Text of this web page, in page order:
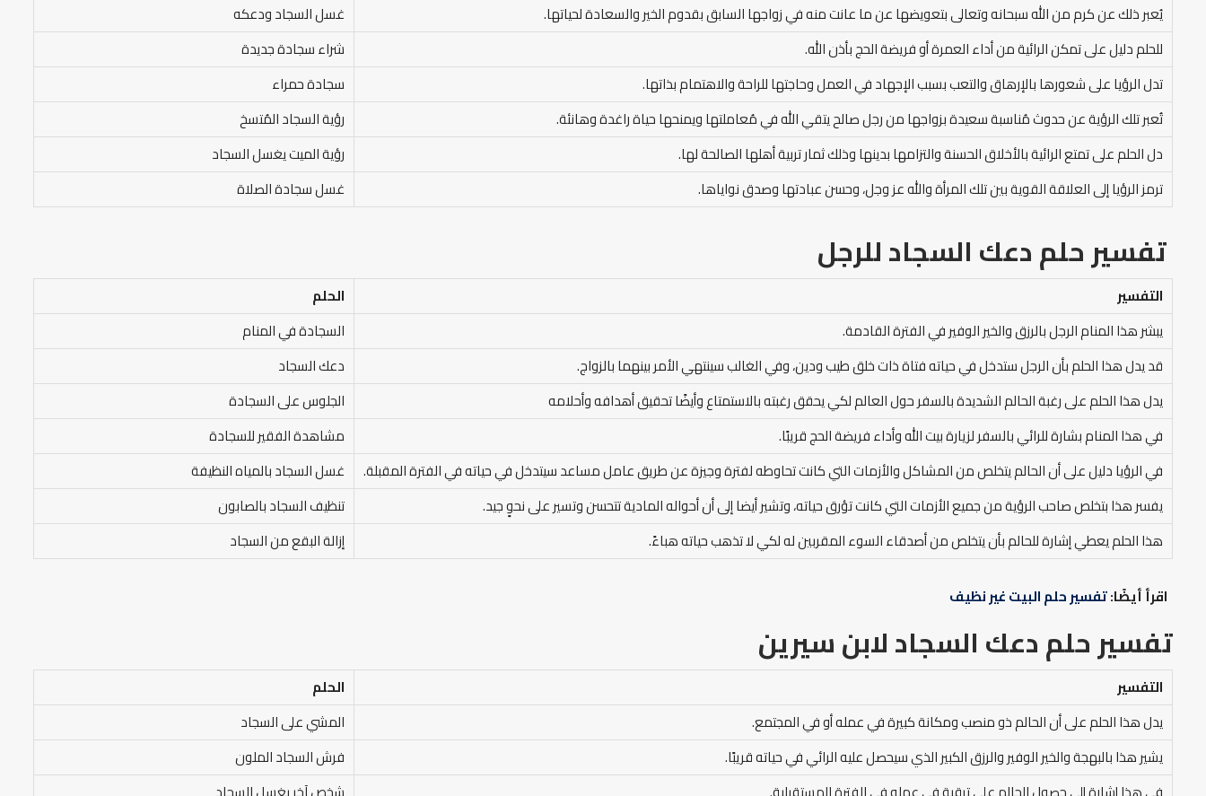
يُعبر ذلك عن كرم من الله سبحانه وتعالى بتعويضها عن ما عانت منه في زواجها السابق بقدوم الخير والسعادة لحياتها.
غسل السجاد ودعكه
للحلم دليل على تمكن الرائية من أداء العمرة أو فريضة الحج بأذن الله.
شراء سجادة جديدة
تدل الرؤيا على شعورها بالإرهاق والتعب بسبب الإجهاد في العمل وحاجتها للراحة والاهتمام بذاتها.
سجادة حمراء
تُعبر تلك الرؤية عن حدوث مُناسبة سعيدة بزواجها من رجل صالح يتقي الله في مُعاملتها ويمنحها حياة راغدة وهانئة.
رؤية السجاد المُتسخ
دل الحلم على تمتع الرائية بالأخلاق الحسنة والتزامها بدينها وذلك ثمار تربية أهلها الصالحة لها.
رؤية الميت يغسل السجاد
ترمز الرؤيا إلى العلاقة القوية بين تلك المرأة والله عز وجل، وحسن عبادتها وصدق نواياها.
غسل سجادة الصلاة
تفسير حلم دعك السجاد للرجل
التفسير
الحلم
يبشر هذا المنام الرجل بالرزق والخير الوفير في الفترة القادمة.
السجادة في المنام
قد يدل هذا الحلم بأن الرجل ستدخل في حياته فتاة ذات خلق طيب ودين، وفي الغالب سينتهي الأمر بينهما بالزواج.
دعك السجاد
يدل هذا الحلم على رغبة الحالم الشديدة بالسفر حول العالم لكي يحقق رغبته بالاستمتاع وأيضًا تحقيق أهدافه وأحلامه
الجلوس على السجادة
في هذا المنام بشارة للرائي بالسفر لزيارة بيت الله وأداء فريضة الحج قريبًا.
مشاهدة الفقير للسجادة
في الرؤيا دليل على أن الحالم يتخلص من المشاكل والأزمات التي كانت تحاوطه لفترة وجيزة عن طريق عامل مساعد سيتدخل في حياته في الفترة المقبلة.
غسل السجاد بالمياه النظيفة
يفسر هذا بتخلص صاحب الرؤية من جميع الأزمات التي كانت تؤرق حياته، وتشير أيضا إلى أن أحواله المادية تتحسن وتسير على نحوٍ جيد.
تنظيف السجاد بالصابون
هذا الحلم يعطي إشارة للحالم بأن يتخلص من أصدقاء السوء المقربين له لكي لا تذهب حياته هباءً.
إزالة البقع من السجاد
اقرأ أيضًا:تفسير حلم البيت غير نظيف
تفسير حلم دعك السجاد لابن سيرين
التفسير
الحلم
يدل هذا الحلم على أن الحالم ذو منصب ومكانة كبيرة في عمله أو في المجتمع.
المشي على السجاد
يشير هذا بالبهجة والخير الوفير والرزق الكبير الذي سيحصل عليه الرائي في حياته قريبًا.
فرش السجاد الملون